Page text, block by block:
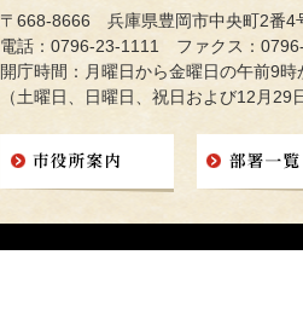
〒668-8666 兵庫県豊岡市中央町2番4
電話：0796-23-1111 ファクス：
開庁時間：月曜日から金曜日の午前9
（土曜日、日曜日、祝日および12月